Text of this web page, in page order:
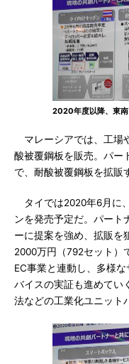
2020年度以降、東南
マレーシアでは、工場
酸被覆鋼板を販売。パー
で、耐酸被覆鋼板を拡販
タイでは2020年6月に
ンを発売予定だ。パート
ーに提案を強め、拡販を
2000万円（792セット）
EC事業と連動し、多様
バイスの実証も進めてい
法などの工業化ユニット